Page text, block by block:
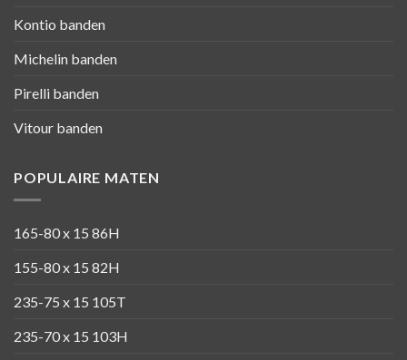
Kontio banden
Michelin banden
Pirelli banden
Vitour banden
POPULAIRE MATEN
165-80 x 15 86H
155-80 x 15 82H
235-75 x 15 105T
235-70 x 15 103H